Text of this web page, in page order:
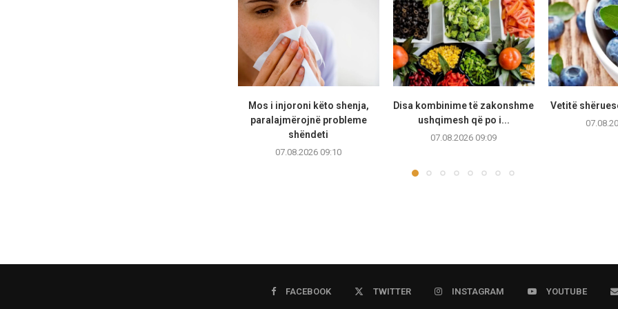
Mos i injoroni këto shenja,
paralajmërojnë probleme
shëndeti
07.08.2026 09:10
Disa kombinime të zakonshme
ushqimesh që po i...
07.08.2026 09:09
Vetitë
FACEBOOK TWITTER INSTAGRAM YOUTUBE